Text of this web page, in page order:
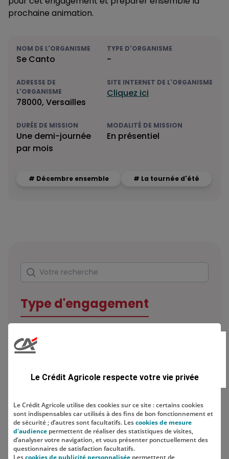
prochaine animation.
NOM DE L'ORGANISME
Se Canto
TYPE D'ORGANISME
-
ADRESSE DE
L'ORGANISME
78000, Versailles
SITE INTERNET DE L'ORGANISME
Cliquez ici
DURÉE DE MISSION
Une demi-journée
par mois
MODALITÉ DE MISSION
En présentiel
# Décembre ensemble # La tournée d'été
Rechercher
Votre recherche
Type d'engagement
Localisation
Le Crédit Agricole respecte votre vie privée
Le Crédit Agricole utilise des cookies sur ce site : certains cookies
sont indispensables car utilisés à des fins de bon fonctionnement et
de sécurité ; d’autres sont facultatifs. Lescookies de mesure
d'audience permettent de réaliser des statistiques de visites,
d’analyser votre navigation, et vous présenter ponctuellement des
questionnaires de satisfaction facultatifs.
Lescookies de publicité personnalisée permettent de